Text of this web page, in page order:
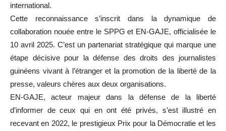
international.
Cette reconnaissance s’inscrit dans la dynamique de
collaboration nouée entre le SPPG et EN-GAJE, officialisée le
10 avril 2025. C’est un partenariat stratégique qui marque une
étape décisive pour la défense des droits des journalistes
guinéens vivant à l’étranger et la promotion de la liberté de la
presse, valeurs chères aux deux organisations.
EN-GAJE, acteur majeur dans la défense de la liberté
d’informer de ceux qui en ont été privés, s’est illustré en
recevant en 2022, le prestigieux Prix pour la Démocratie et les